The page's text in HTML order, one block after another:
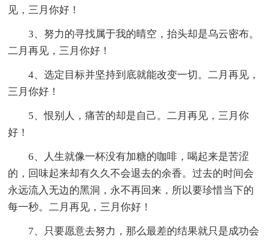
见，三月你好！
3、努力的寻找属于我的晴空，抬头却是乌云密布。
二月再见，三月你好！
4、选定目标并坚持到底就能改变一切。二月再见，
三月你好！
5、恨别人，痛苦的却是自己。二月再见，三月你
好！
6、人生就像一杯没有加糖的咖啡，喝起来是苦涩
的，回味起来却有久久不会退去的余香。过去的时间会
永远流入无边的黑洞，永不再回来，所以要珍惜当下的
每一秒。二月再见，三月你好！
7、只要愿意去努力，那么最差的结果就只是成功会